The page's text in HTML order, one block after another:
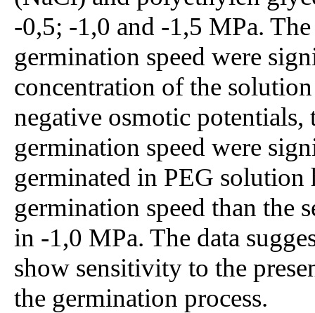
-0,5; -1,0 and -1,5 MPa.
germination speed were
concentration of the
negative osmotic potentials,
germination speed were
germinated in PEG
germination speed than the
in -1,0 MPa. The data
show sensitivity to the
the germination process.